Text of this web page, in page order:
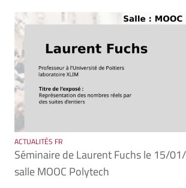
ACTUALITÉS FR
Séminaire de Laurent Fuchs le 15/
salle MOOC Polytech